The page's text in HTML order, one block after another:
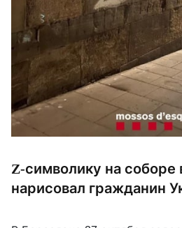
Z-символику на соборе
нарисовал гражданин